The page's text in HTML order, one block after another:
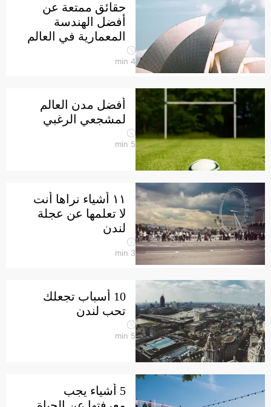
حقائق ممتعة عن
أفضل الهندسة
المعمارية في العالم
4
min
أفضل مدن العالم
لمشجعي الرغبي
5
min
١١ أشياء نراها أنت
لا تعلمها عن عجلة
لندن
3
min
10 أسباب تجعلك
تحب لندن
5
min
5 أشياء يجب